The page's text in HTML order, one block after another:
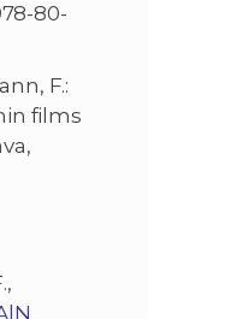
80-
F.:
films